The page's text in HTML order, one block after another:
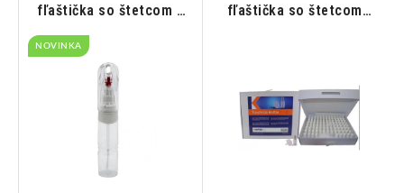
fľaštička so štetcom a
NOVINKA
fľaštička so štetcom